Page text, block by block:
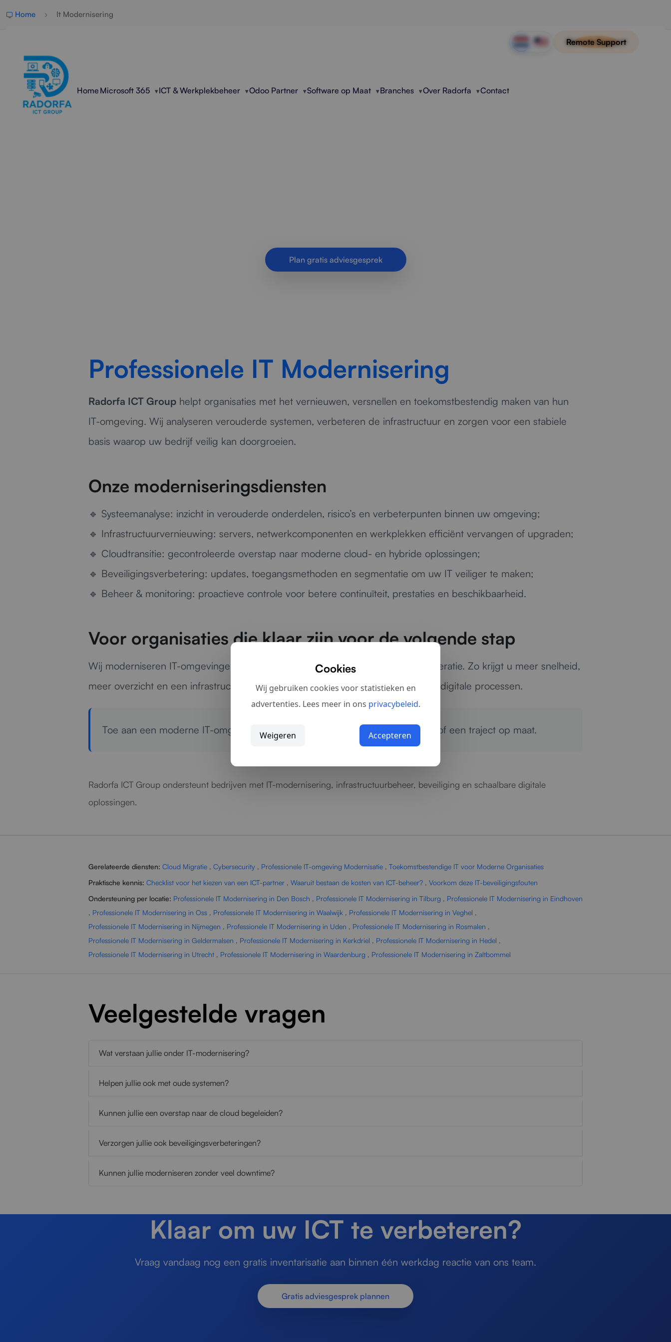
Remote Support
Home Microsoft 365 ICT & Werkplekbeheer Odoo Partner Software op Maat Branches Over Radorfa Contact
Home It Modernisering
Plan gratis adviesgesprek
Professionele IT Modernisering
Radorfa ICT Group helpt organisaties met het vernieuwen, versnellen en toekomstbestendig maken van hun
IT-omgeving. Wij analyseren verouderde systemen, verbeteren de infrastructuur en zorgen voor een stabiele
basis waarop uw bedrijf veilig kan doorgroeien.
Onze moderniseringsdiensten
🔹 Systeemanalyse: inzicht in verouderde onderdelen, risico’s en verbeterpunten binnen uw omgeving;
🔹 Infrastructuurvernieuwing: servers, netwerkcomponenten en werkplekken efficiënt vervangen of upgraden;
🔹 Cloudtransitie: gecontroleerde overstap naar moderne cloud- en hybride oplossingen;
🔹 Beveiligingsverbetering: updates, toegangsmethoden en segmentatie om uw IT veiliger te maken;
🔹 Beheer & monitoring: proactieve controle voor betere continuïteit, prestaties en beschikbaarheid.
Voor organisaties die klaar zijn voor de volgende stap
Wij moderniseren IT-omgevingen met minimale verstoring van de dagelijkse operatie. Zo krijgt u meer snelheid,
meer overzicht en een infrastructuur die beter aansluit op toekomstige groei en digitale processen.
Toe aan een moderne IT-omgeving?Neem contact op voor advies, analyse of een traject op maat.
Radorfa ICT Group ondersteunt bedrijven met IT-modernisering, infrastructuurbeheer, beveiliging en schaalbare digitale
oplossingen.
Gerelateerde diensten: Cloud Migratie , Cybersecurity , Professionele IT-omgeving Modernisatie , Toekomstbestendige IT voor Moderne Organisaties
Praktische kennis: Checklist voor het kiezen van een ICT-partner , Waaruit bestaan de kosten van ICT-beheer? , Voorkom deze IT-beveiligingsfouten
Ondersteuning per locatie: Professionele IT Modernisering in Den Bosch , Professionele IT Modernisering in Tilburg , Professionele IT Modernisering in Eindhoven
, Professionele IT Modernisering in Oss , Professionele IT Modernisering in Waalwijk , Professionele IT Modernisering in Veghel ,
Professionele IT Modernisering in Nijmegen , Professionele IT Modernisering in Uden , Professionele IT Modernisering in Rosmalen ,
Professionele IT Modernisering in Geldermalsen , Professionele IT Modernisering in Kerkdriel , Professionele IT Modernisering in Hedel ,
Professionele IT Modernisering in Utrecht , Professionele IT Modernisering in Waardenburg , Professionele IT Modernisering in Zaltbommel
Veelgestelde vragen
Wat verstaan jullie onder IT-modernisering?
Helpen jullie ook met oude systemen?
Kunnen jullie een overstap naar de cloud begeleiden?
Verzorgen jullie ook beveiligingsverbeteringen?
Kunnen jullie moderniseren zonder veel downtime?
Klaar om uw ICT te verbeteren?
Vraag vandaag nog een gratis inventarisatie aan binnen één werkdag reactie van ons team.
Gratis adviesgesprek plannen
Cookies
Wij gebruiken cookies voor statistieken en
advertenties. Lees meer in ons privacybeleid.
Weigeren Accepteren